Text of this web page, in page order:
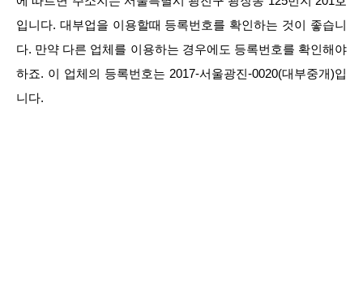
입니다. 대부업을 이용할때 등록번호를 확인하는 것이 좋습니
다. 만약 다른 업체를 이용하는 경우에도 등록번호를 확인해야
하죠. 이 업체의 등록번호는 2017-서울광진-0020(대부중개)입
니다.